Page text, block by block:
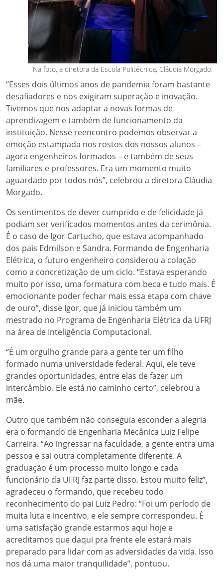
Na foto, a diretora da Escola Politécnica, Cláudia Morgado.
“Esses dois últimos anos de pandemia foram bastante
desafiadores e nos exigiram superação e inovação.
Tivemos que nos adaptar a novas formas de
aprendizagem e também de funcionamento da
instituição. Nesse reencontro podemos observar a
emoção estampada nos rostos dos nossos alunos –
agora engenheiros formados – e também de seus
familiares e professores. Era um momento muito
aguardado por todos nós”, celebrou a diretora Cláudia
Morgado.
Os sentimentos de dever cumprido e de felicidade já
podiam ser verificados momentos antes da cerimônia.
É o caso de Igor Cartucho, que estava acompanhado
dos pais Edmilson e Sandra. Formando de Engenharia
Elétrica, o futuro engenheiro considerou a colação
como a concretização de um ciclo. “Estava esperando
muito por isso, uma formatura com beca e tudo mais. É
emocionante poder fechar mais essa etapa com chave
de ouro”, disse Igor, que já iniciou também um
mestrado no Programa de Engenharia Elétrica da UFRJ
na área de Inteligência Computacional.
“É um orgulho grande para a gente ter um filho
formado numa universidade federal. Aqui, ele teve
grandes oportunidades, entre elas de fazer um
intercâmbio. Ele está no caminho certo”, celebrou a
mãe.
Outro que também não conseguia esconder a alegria
era o formando de Engenharia Mecânica Luiz Felipe
Carreira. “Ao ingressar na faculdade, a gente entra uma
pessoa e sai outra completamente diferente. A
graduação é um processo muito longo e cada
funcionário da UFRJ faz parte disso. Estou muito feliz”,
agradeceu o formando, que recebeu todo
reconhecimento do pai Luiz Pedro: “Foi um período de
muita luta e incentivo, e ele sempre correspondeu. É
uma satisfação grande estarmos aqui hoje e
acreditamos que daqui pra frente ele estará mais
preparado para lidar com as adversidades da vida. Isso
nos dá uma maior tranquilidade”, pontuou.